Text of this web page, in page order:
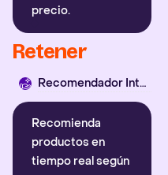
precio.
Retener
Recomendador Inteligente
Recomienda
productos en
tiempo real según